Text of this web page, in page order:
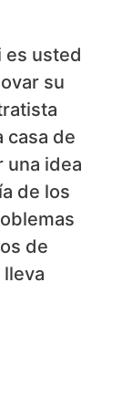
es usted
su
casa de
una idea
de los
de